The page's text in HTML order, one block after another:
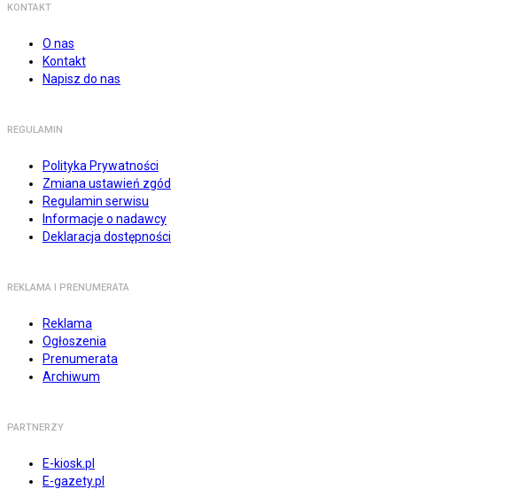
KONTAKT
O nas
Kontakt
Napisz do nas
REGULAMIN
Polityka Prywatności
Zmiana ustawień zgód
Regulamin serwisu
Informacje o nadawcy
Deklaracja dostępności
REKLAMA I PRENUMERATA
Reklama
Ogłoszenia
Prenumerata
Archiwum
PARTNERZY
E-kiosk.pl
E-gazety.pl